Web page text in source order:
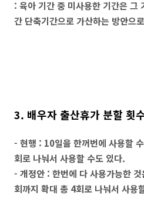
: 육아 기간 중 미사용한 기간은 그
간 단축기간으로 가산하는 방안으
3. 배우자 출산휴가 분할 횟
- 현행 : 10일을 한꺼번에 사용할
회로 나눠서 사용할 수도 있다.
- 개정안 : 한번에 다 사용가능한
회까지 확대 총 4회로 나눠서 사용